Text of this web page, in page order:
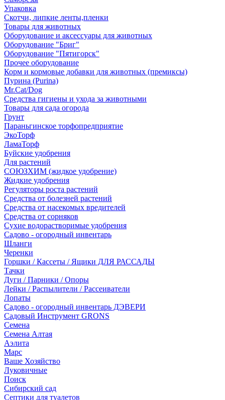
Упаковка
Скотчи, липкие ленты,пленки
Товары для животных
Оборудование и аксессуары для животных
Оборудование "Бриг"
Оборудование "Пятигорск"
Прочее оборудование
Корм и кормовые добавки для животных (премиксы)
Пурина (Purina)
Mr.Cat/Dog
Средства гигиены и ухода за животными
Товары для сада огорода
Грунт
Параньгинское торфопредприятие
ЭкоТорф
ЛамаТорф
Буйские удобрения
Для растений
СОЮЗХИМ (жидкое удобрение)
Жидкие удобрения
Регуляторы роста растений
Средства от болезней растений
Средства от насекомых вредителей
Средства от сорняков
Сухие водорастворимые удобрения
Садово - огородный инвентарь
Шланги
Черенки
Горшки / Кассеты / Ящики ДЛЯ РАССАДЫ
Тачки
Дуги / Парники / Опоры
Лейки / Распылители / Рассеиватели
Лопаты
Садово - огородный инвентарь ДЭВЕРИ
Садовый Инструмент GRONS
Семена
Семена Алтая
Аэлита
Марс
Ваше Хозяйство
Луковичные
Поиск
Сибирский сад
Септики для туалетов